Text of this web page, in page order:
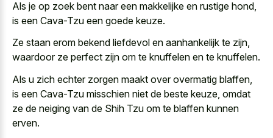
Als je op zoek bent naar een makkelijke en rustige hond,
is een Cava-Tzu een goede keuze.
Ze staan erom bekend liefdevol en aanhankelijk te zijn,
waardoor ze perfect zijn om te knuffelen en te knuffelen.
Als u zich echter zorgen maakt over overmatig blaffen
is een Cava-Tzu misschien niet de beste keuze, omdat
ze de neiging van de Shih Tzu om te blaffen kunnen
erven.